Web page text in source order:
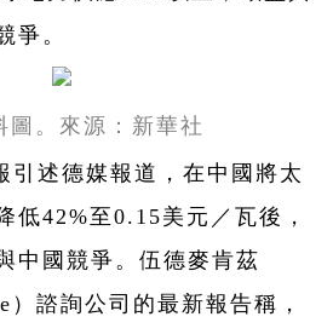
爭。
圖。來源：新華社
引述德媒報道，在中國將太
低42%至0.15美元／瓦後，
中國競爭。伍德麥肯茲
）諮詢公司的最新報告稱，